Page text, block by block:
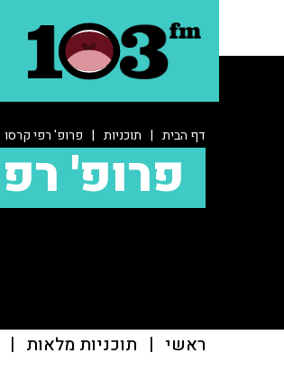
דף הבית | תוכניות | פרופ' רפי קרסו
פרופ'
ראשי | תוכניות מלאות |